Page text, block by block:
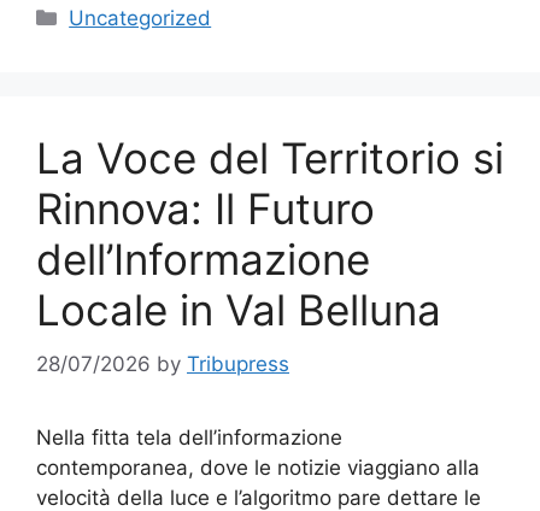
Categories
Uncategorized
La Voce del Territorio si
Rinnova: Il Futuro
dell’Informazione
Locale in Val Belluna
28/07/2026 by Tribupress
Nella fitta tela dell’informazione
contemporanea, dove le notizie viaggiano alla
velocità della luce e l’algoritmo pare dettare le